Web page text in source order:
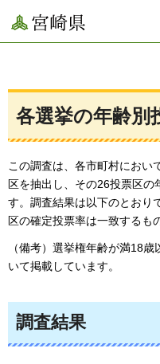
宮崎県
各選挙の年齢別
この調査は、各市町村におい
区を抽出し、その26投票区
す。調査結果は以下のとおり
区の確定投票率は一致するも
（備考）選挙権年齢が満18
いて掲載しています。
調査結果